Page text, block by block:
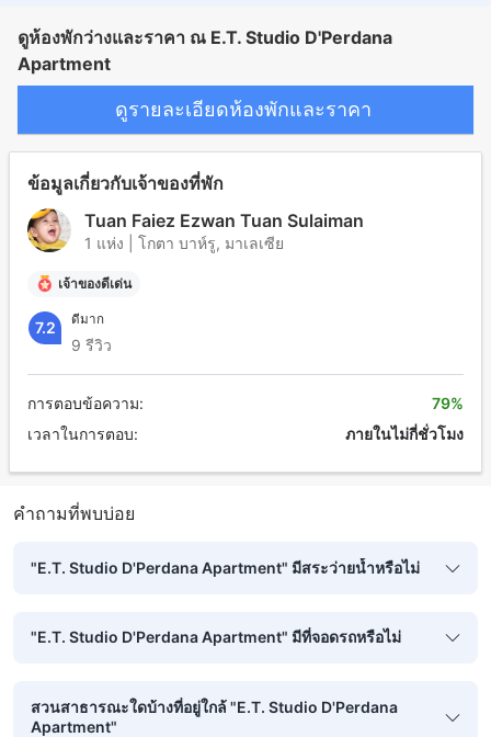
ดูห้องพักว่างและราคา ณ E.T. Studio D'Perdana
Apartment
ดูรายละเอียดห้องพักและราคา
ข้อมูลเกี่ยวกับเจ้าของที่พัก
Tuan Faiez Ezwan Tuan Sulaiman
1 แห่ง | โกตา บาห์รู, มาเลเซีย
เจ้าของดีเด่น
7.2 ดีมาก
9 รีวิว
การตอบข้อความ:
เวลาในการตอบ:
79%
ภายในไม่กี่ชั่วโมง
คำถามที่พบบ่อย
"E.T. Studio D'Perdana Apartment" มีสระว่ายน้ำหรือไม่
"E.T. Studio D'Perdana Apartment" มีที่จอดรถหรือไม่
สวนสาธารณะใดบ้างที่อยู่ใกล้ "E.T. Studio D'Perdana
Apartment"